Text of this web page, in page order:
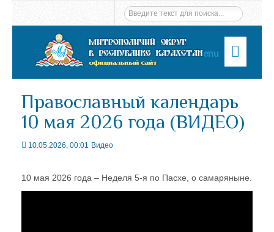
Menu
Православный календарь
10 мая 2026 года (ВИДЕО)
10.05.2026, 00:01 Видео
10 мая 2026 года – Неделя 5-я по Пасхе, о самаряныне.